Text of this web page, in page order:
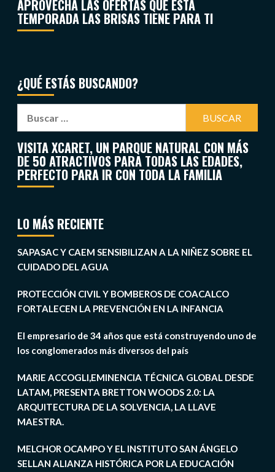
APROVECHA LAS OFERTAS QUE ESTA
TEMPORADA LAS BRISAS TIENE PARA TI
¿QUÉ ESTÁS BUSCANDO?
VISITA XCARET, UN PARQUE NATURAL CON MÁS
DE 50 ATRACTIVOS PARA TODAS LAS EDADES,
PERFECTO PARA IR CON TODA LA FAMILIA
LO MÁS RECIENTE
SAPASAC Y CAEM SENSIBILIZAN A LA NIÑEZ SOBRE EL
CUIDADO DEL AGUA
PROTECCIÓN CIVIL Y BOMBEROS DE COACALCO
FORTALECEN LA PREVENCIÓN EN LA INFANCIA
El empresario de 34 años que está construyendo uno de
los conglomerados más diversos del país
MARIE ACCOGLI,EMINENCIA TÉCNICA GLOBAL DESDE
LATAM, PRESENTA BRETTON WOODS 2.0: LA
ARQUITECTURA DE LA SOLVENCIA, LA LLAVE
MAESTRA.
MELCHOR OCAMPO Y EL INSTITUTO SAN ÁNGELO
SELLAN ALIANZA HISTÓRICA POR LA EDUCACIÓN